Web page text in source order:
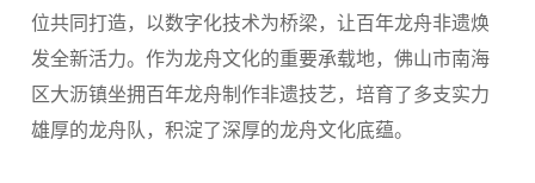
位共同打造，以数字化技术为桥梁，让百年龙舟非遗焕
发全新活力。作为龙舟文化的重要承载地，佛山市南海
区大沥镇坐拥百年龙舟制作非遗技艺，培育了多支实力
雄厚的龙舟队，积淀了深厚的龙舟文化底蕴。